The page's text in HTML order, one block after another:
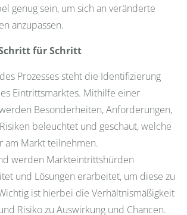
genug sein, um sich an veränderte
anzupassen.
für Schritt
Prozesses steht die Identifizierung
Eintrittsmarktes. Mithilfe einer
Besonderheiten, Anforderungen,
beleuchtet und geschaut, welche
am Markt teilnehmen.
werden Markteintrittshürden
und Lösungen erarbeitet, um diese zu
ist hierbei die Verhältnismäßigkeit
Risiko zu Auswirkung und Chancen.